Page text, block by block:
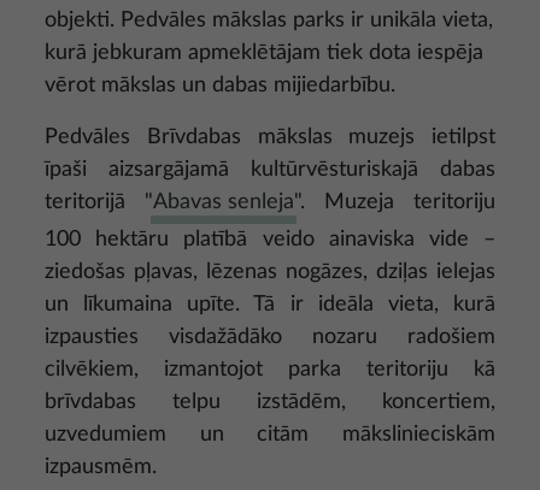
objekti. Pedvāles mākslas parks ir unikāla vieta,
kurā jebkuram apmeklētājam tiek dota iespēja
vērot mākslas un dabas mijiedarbību.
Pedvāles Brīvdabas mākslas muzejs ietilpst
īpaši aizsargājamā kultūrvēsturiskajā dabas
teritorijā "Abavas senleja". Muzeja teritoriju
100 hektāru platībā veido ainaviska vide –
ziedošas pļavas, lēzenas nogāzes, dziļas ielejas
un līkumaina upīte. Tā ir ideāla vieta, kurā
izpausties visdažādāko nozaru radošiem
cilvēkiem, izmantojot parka teritoriju kā
brīvdabas telpu izstādēm, koncertiem,
uzvedumiem un citām mākslinieciskām
izpausmēm.